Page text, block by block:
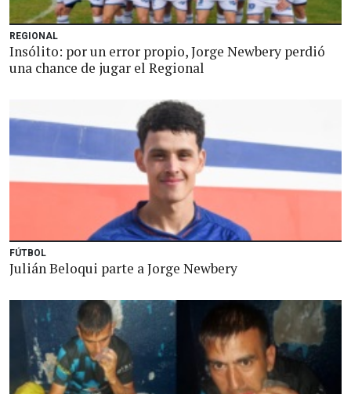
REGIONAL
Insólito: por un error propio, Jorge Newbery perdió
una chance de jugar el Regional
FÚTBOL
Julián Beloqui parte a Jorge Newbery